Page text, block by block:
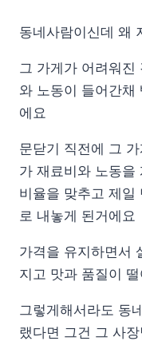
동네사람이신데 왜
그 가게가 어려워진
와 노동이 들어간채
에요
문닫기 직전에 그
가 재료비와 노동을
비율을 맞추고 제일
로 내놓게 된거에요
가격을 유지하면서
지고 맛과 품질이
그렇게해서라도 동
랬다면 그건 그 사